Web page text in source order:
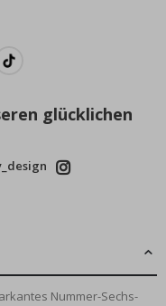
glücklichen
Nummer-Sechs-